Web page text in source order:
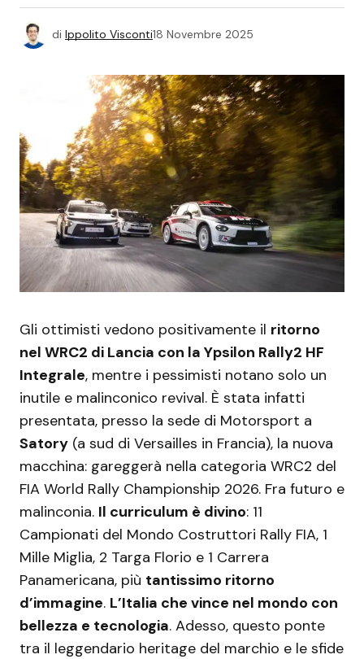
di Ippolito Visconti18 Novembre 2025
Gli ottimisti vedono positivamente il ritorno
nel WRC2 di Lancia con la Ypsilon Rally2 HF
Integrale, mentre i pessimisti notano solo un
inutile e malinconico revival. È stata infatti
presentata, presso la sede di Motorsport a
Satory (a sud di Versailles in Francia), la nuova
macchina: gareggerà nella categoria WRC2 del
FIA World Rally Championship 2026. Fra futuro e
malinconia. Il curriculum è divino: 11
Campionati del Mondo Costruttori Rally FIA, 1
Mille Miglia, 2 Targa Florio e 1 Carrera
Panamericana, più tantissimo ritorno
d’immagine. L’Italia che vince nel mondo con
bellezza e tecnologia. Adesso, questo ponte
tra il leggendario heritage del marchio e le sfide